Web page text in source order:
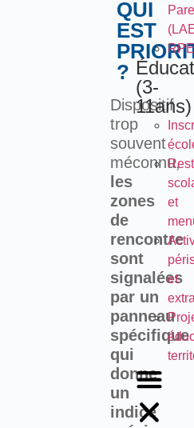
RPE
(3-
11ans)
et
et
QUI
EST
?
Dispositif
trop
souvent
méconnu,
les
zones
de
rencontre
sont
signalées
par un
panneau
spécifique
qui
donne
un
indice